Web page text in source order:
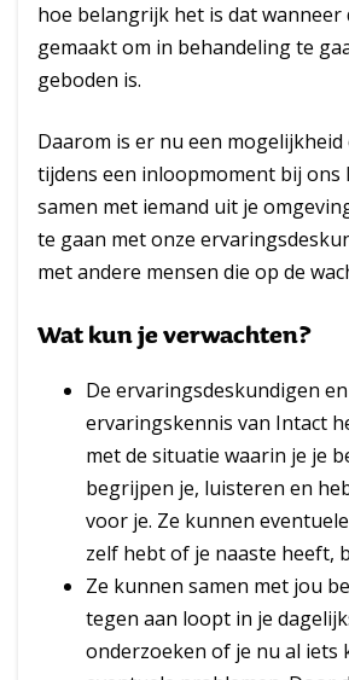
hoe belangrijk het is dat wanneer
gemaakt om in behandeling te
geboden is.
Daarom is er nu een mogelijkheid
tijdens een inloopmoment bij ons
samen met iemand uit je
te gaan met onze
met andere mensen die op de
Wat kun je verwachten?
De ervaringsdeskundigen
ervaringskennis van Intact
met de situatie waarin je je
begrijpen je, luisteren en
voor je. Ze kunnen
zelf hebt of je naaste heeft,
Ze kunnen samen met jou
tegen aan loopt in je
onderzoeken of je nu al iets